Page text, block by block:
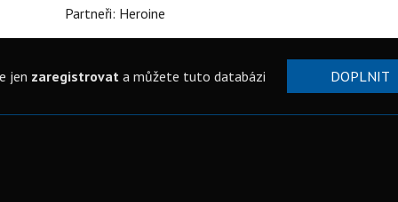
Partneři: Heroine
jen zaregistrovata můžete tuto databázi DOPLNIT